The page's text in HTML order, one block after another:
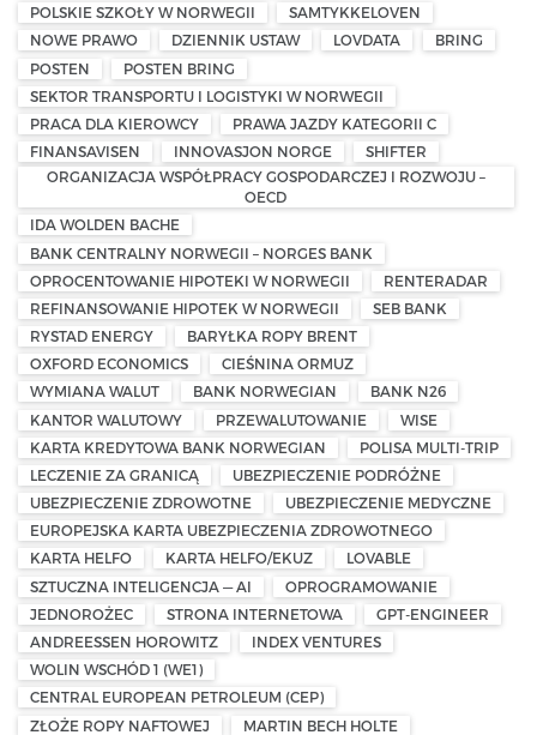
POLSKIE SZKOŁY W NORWEGII
SAMTYKKELOVEN
NOWE PRAWO
DZIENNIK USTAW LOVDATA
BRING
POSTEN
POSTEN BRING
SEKTOR TRANSPORTU I LOGISTYKI W NORWEGII
PRACA DLA KIEROWCY
PRAWA JAZDY KATEGORII C
FINANSAVISEN
INNOVASJON NORGE
SHIFTER
ORGANIZACJA WSPÓŁPRACY GOSPODARCZEJ I ROZWOJU –
OECD
IDA WOLDEN BACHE
BANK CENTRALNY NORWEGII – NORGES BANK
OPROCENTOWANIE HIPOTEKI W NORWEGII
RENTERADAR
REFINANSOWANIE HIPOTEK W NORWEGII
SEB BANK
RYSTAD ENERGY
BARYŁKA ROPY BRENT
OXFORD ECONOMICS
CIEŚNINA ORMUZ
WYMIANA WALUT
BANK NORWEGIAN
BANK N26
KANTOR WALUTOWY
PRZEWALUTOWANIE
WISE
KARTA KREDYTOWA BANK NORWEGIAN
POLISA MULTI-TRIP
LECZENIE ZA GRANICĄ
UBEZPIECZENIE PODRÓŻNE
UBEZPIECZENIE ZDROWOTNE
UBEZPIECZENIE MEDYCZNE
EUROPEJSKA KARTA UBEZPIECZENIA ZDROWOTNEGO
KARTA HELFO
KARTA HELFO/EKUZ
LOVABLE
SZTUCZNA INTELIGENCJA — AI
OPROGRAMOWANIE
JEDNOROŻEC
STRONA INTERNETOWA
GPT-ENGINEER
ANDREESSEN HOROWITZ
INDEX VENTURES
WOLIN WSCHÓD 1 (WE1)
CENTRAL EUROPEAN PETROLEUM (CEP)
ZŁOŻE ROPY NAFTOWEJ
MARTIN BECH HOLTE